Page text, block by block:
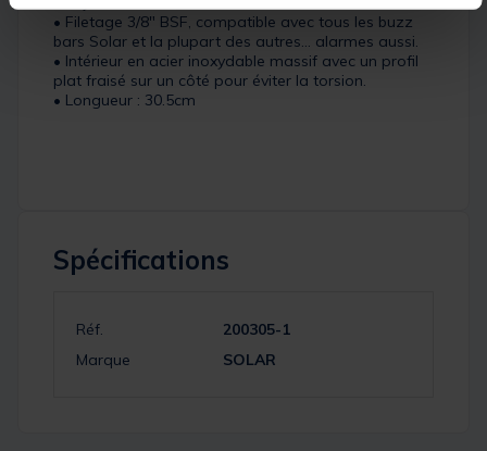
• Filetage 3/8" BSF, compatible avec tous les buzz
bars Solar et la plupart des autres... alarmes aussi.
• Intérieur en acier inoxydable massif avec un profil
plat fraisé sur un côté pour éviter la torsion.
• Longueur : 30.5cm
Spécifications
Réf.
200305-1
Marque
SOLAR